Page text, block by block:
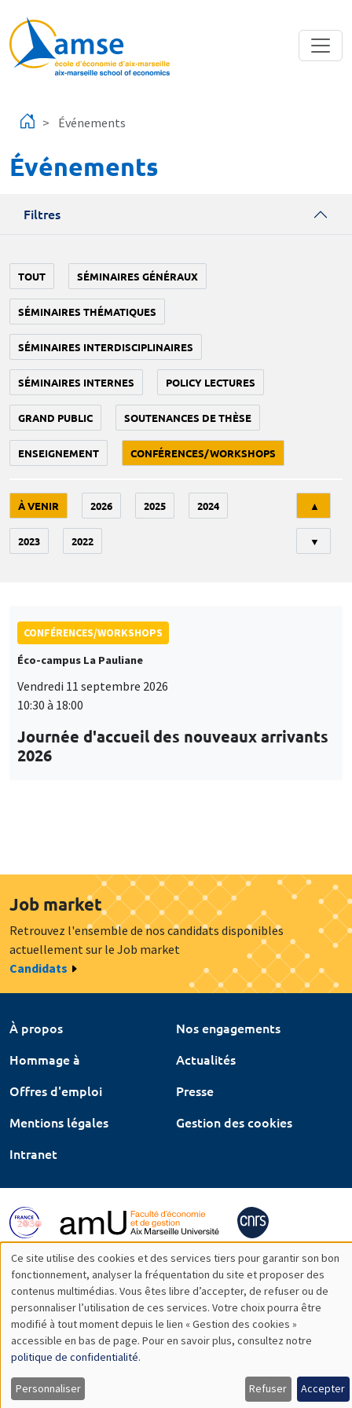
Événements
Événements
Filtres
TOUT SÉMINAIRES GÉNÉRAUX
SÉMINAIRES THÉMATIQUES
SÉMINAIRES INTERDISCIPLINAIRES
SÉMINAIRES INTERNES POLICY LECTURES
GRAND PUBLIC SOUTENANCES DE THÈSE
ENSEIGNEMENT CONFÉRENCES/WORKSHOPS
À VENIR 2026 2025 2024
2023 2022
▲
▼
CONFÉRENCES/WORKSHOPS
Éco-campus La Pauliane
Vendredi 11 septembre 2026
10:30 à 18:00
Journée d'accueil des nouveaux arrivants
2026
Job market
Retrouvez l'ensemble de nos candidats disponibles
actuellement sur le Job market
Candidats
À propos
Nos engagements
Hommage à
Actualités
Offres d'emploi
Presse
Mentions légales
Gestion des cookies
Intranet
Utilisation
des
données
personnelles
et
Ce site utilise des cookies et des services tiers pour garantir son bon
fonctionnement, analyser la fréquentation du site et proposer des
contenus multimédias. Vous êtes libre d’accepter, de refuser ou de
personnaliser l’utilisation de ces services. Votre choix pourra être
modifié à tout moment depuis le lien « Gestion des cookies »
accessible en bas de page. Pour en savoir plus, consultez notre
politique de confidentialité.
Personnaliser Refuser Accepter